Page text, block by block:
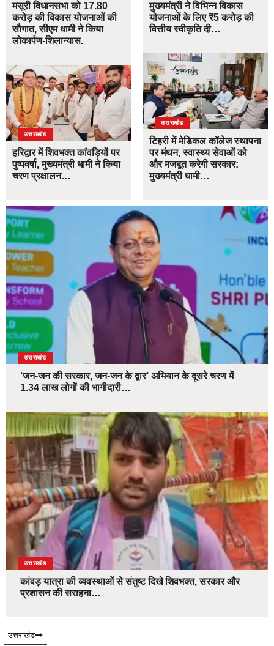
मसूरी विधानसभा को 17.80
करोड़ की विकास योजनाओं की
सौगात, सीएम धामी ने किया
लोकार्पण-शिलान्यास.
उत्तराखंड
हरिद्वार में शिवभक्त कांवड़ियों पर
पुष्पवर्षा, मुख्यमंत्री धामी ने किया
चरण प्रक्षालन…
मुख्यमंत्री ने विभिन्न विकास
योजनाओं के लिए ₹5 करोड़ की
वित्तीय स्वीकृति दी…
उत्तराखंड
टिहरी में मेडिकल कॉलेज स्थापना
पर मंथन, स्वास्थ्य सेवाओं को
और मजबूत करेगी सरकार:
मुख्यमंत्री धामी…
उत्तराखंड
‘जन-जन की सरकार, जन-जन के द्वार’ अभियान के दूसरे चरण में
1.34 लाख लोगों की भागीदारी…
उत्तराखंड
कांवड़ यात्रा की व्यवस्थाओं से संतुष्ट दिखे शिवभक्त, सरकार और
प्रशासन की सराहना…
उत्तराखंड